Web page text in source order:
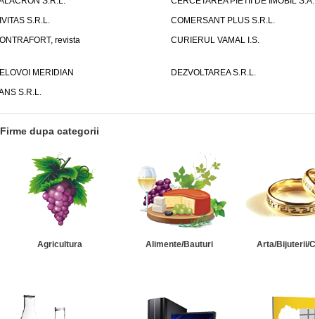
S.R.L.
COMERSANT PLUS S.R.L.
revista
CURIERUL VAMAL I.S.
MERIDIAN
DEZVOLTAREA S.R.L.
S.R.L.
Firme dupa categorii
Agricultura Alimente/Bauturi Arta/Bijuterii/